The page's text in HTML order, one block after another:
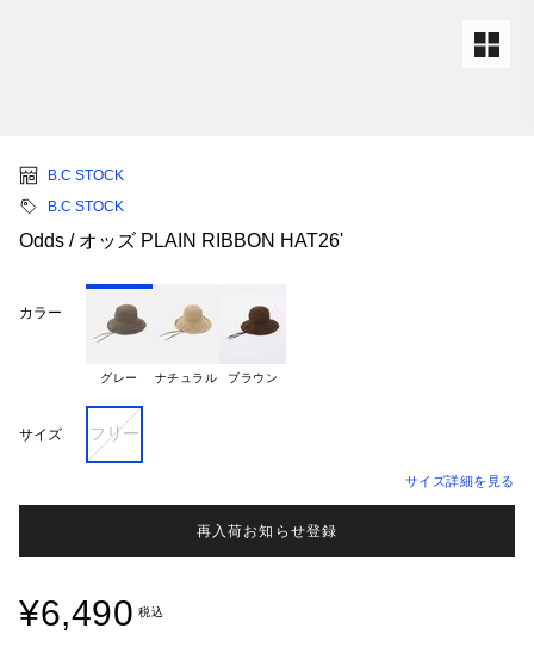
B.C STOCK
B.C STOCK
Odds / オッズ PLAIN RIBBON HAT26'
カラー
グレー ナチュラル ブラウン
サイズ フリー
サイズ詳細を見る
再入荷お知らせ登録
¥6,490 税込